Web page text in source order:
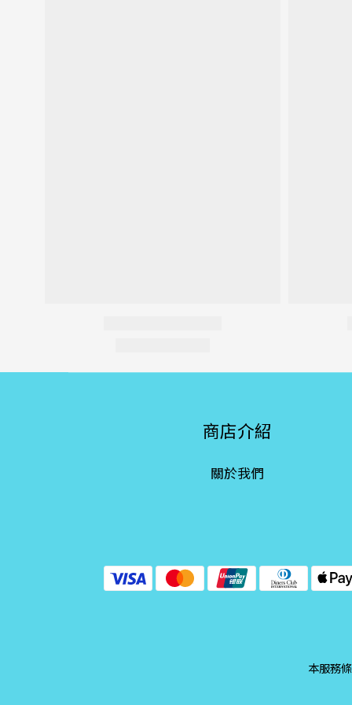
商店介紹
關於我們
本服務